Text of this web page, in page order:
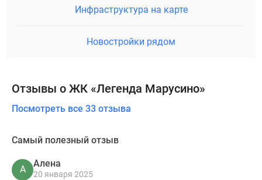
Инфраструктура на карте
Новостройки рядом
Отзывы о ЖК «Легенда Марусино»
Посмотреть все 33 отзыва
Самый полезный отзыв
А
Алена
20 января 2025